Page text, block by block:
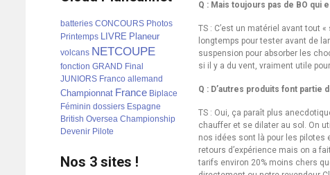
batteries CONCOURS Photos
Printemps LIVRE Planeur
volcans NETCOUPE
fonction GRAND Final
JUNIORS Franco allemand
Championnat France Biplace
Féminin dossiers Espagne
British Oversea Championship
Devenir Pilote
Nos 3 sites !
Q : Mais toujours pas de BO qui
TS : C’est un matériel avant tout
longtemps pour tester avant de
suspension pour absorber les
si il y a du vent, vraiment utile
Q : D’autres produits font partie
TS : Oui, ça paraît plus
chauffer et se dilater au sol. On
nos idées sont là pour les pilotes
retours d’expérience mais on a
tarifs environ 20% moins chers